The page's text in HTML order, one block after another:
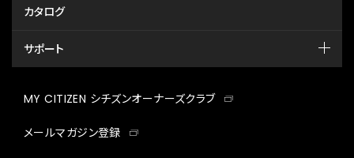
カタログ
サポート
MY CITIZEN シチズンオーナーズクラブ
メールマガジン登録